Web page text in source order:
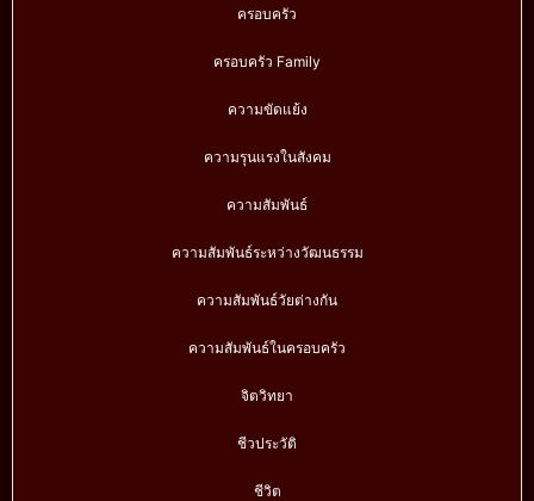
ครอบครัว
ครอบครัว Family
ความขัดแย้ง
ความรุนแรงในสังคม
ความสัมพันธ์
ความสัมพันธ์ระหว่างวัฒนธรรม
ความสัมพันธ์วัยต่างกัน
ความสัมพันธ์ในครอบครัว
จิตวิทยา
ชีวประวัติ
ชีวิต